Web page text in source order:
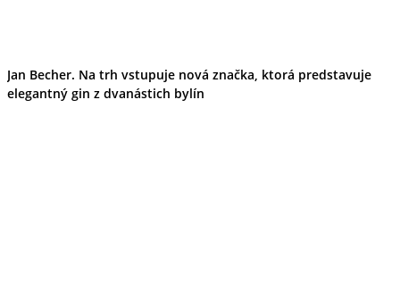
Prešovský kraj
Tipy
Výlet
Jan Becher. Na trh vstupuje nová značka, ktorá predstavuje
elegantný gin z dvanástich bylín